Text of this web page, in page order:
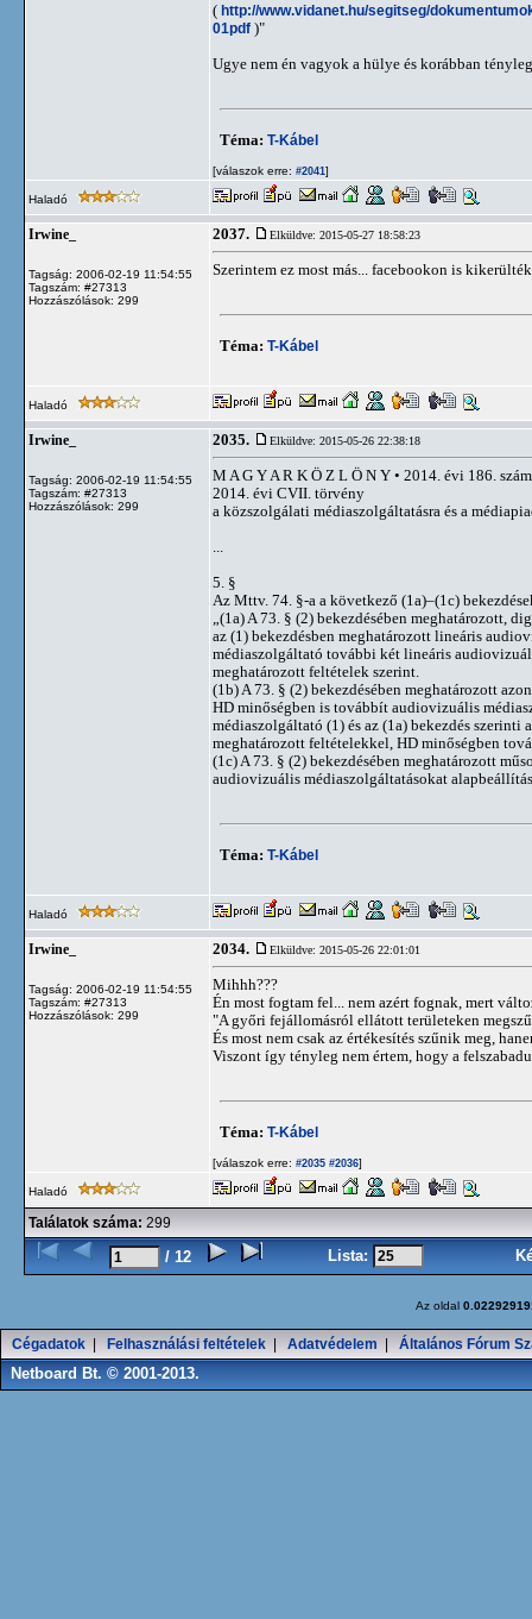
( http://www.vidanet.hu/segitseg/
01pdf )"
Ugye nem én vagyok a hülye és korábban
Téma: T-Kábel
[válaszok erre: #2041]
Haladó
Irwine_
Tagság: 2006-02-19 11:54:55
Tagszám: #27313
Hozzászólások: 299
2037. Elküldve: 2015-05-27 18:58:23
Szerintem ez most más... facebookon is
Téma: T-Kábel
Haladó
Irwine_
Tagság: 2006-02-19 11:54:55
Tagszám: #27313
Hozzászólások: 299
2035. Elküldve: 2015-05-26 22:38:18
M A G Y A R K Ö Z L Ö N Y • 2014. évi 186. szám
2014. évi CVII. törvény
a közszolgálati médiaszolgáltatásra és a
5. §
Az Mttv. 74. §-a a következő (1a)–(1c)
„(1a) A 73. § (2) bekezdésében meghatározott,
az (1) bekezdésben meghatározott lineáris
médiaszolgáltató további két lineáris
meghatározott feltételek szerint.
(1b) A 73. § (2) bekezdésében meghatározott
HD minőségben is továbbít audiovizuális
médiaszolgáltató (1) és az (1a) bekezdés
meghatározott feltételekkel, HD minőségben
(1c) A 73. § (2) bekezdésében meghatározott
audiovizuális médiaszolgáltatásokat
Téma: T-Kábel
Haladó
Irwine_
Tagság: 2006-02-19 11:54:55
Tagszám: #27313
Hozzászólások: 299
2034. Elküldve: 2015-05-26 22:01:01
Mihhh???
Én most fogtam fel... nem azért fognak, mert
"A győri fejállomásról ellátott területeken
És most nem csak az értékesítés szűnik meg,
Viszont így tényleg nem értem, hogy a
Téma: T-Kábel
[válaszok erre: #2035 #2036]
Haladó
Találatok száma: 299
/ 12 Lista:
Az oldal
Cégadatok Felhasználási feltételek Adatvédelem Általános Fórum
Netboard Bt. © 2001-2013.